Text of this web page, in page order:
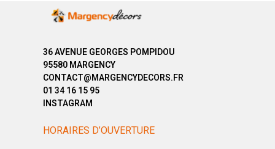
36 AVENUE GEORGES POMPIDOU
95580 MARGENCY
CONTACT@MARGENCYDECORS.FR
01 34 16 15 95
INSTAGRAM
HORAIRES D’OUVERTURE